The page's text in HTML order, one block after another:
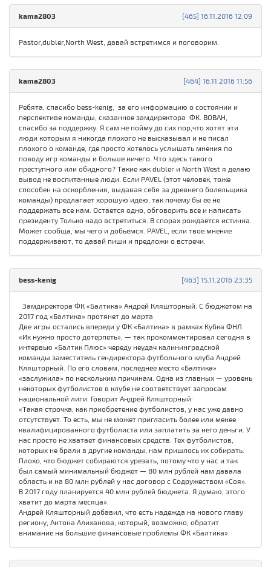
[465] 16.11.2016 12:09
kama2803
Pastor,dubler,North West, давай встретимся и поговорим.
[464] 16.11.2016 11:56
kama2803
Ребята, спасибо bess-kenig, за его информацию о состоянии и
перспективе команды, сказанное замдиректора ФК. ВОВАН,
спасибо за поддержку. Я сам не пойму до сих пор,что хотят эти
люди которым я никогда плохого не высказывал и не писал
плохого о команде, где просто хотелось услышать мнения по
поводу игр команды и больше ничего. Что здесь такого
преступного или обидного? Такие как dubler и North West я делаю
вывод не воспитанные люди. Если PAVEL (этот человек, тоже
способен на оскорбления, выдавая себя за древнего болельщика
команды) предлагает хорошую идею, так почему бы ее не
поддержать все нам. Остается одно, обговорить все и написать
президенту Только надо встретиться. В спорах рождается истинна.
Может сообща, мы чего и добьемся. PAVEL, если твое мнение
поддерживают, то давай пиши и предложи о встречи.
[463] 15.11.2016 23:35
bess-kenig
Замдиректора ФК «Балтика» Андрей Кляшторный: С бюджетом на
2017 год «Балтика» протянет до марта
Две игры остались впереди у ФК «Балтика» в рамках Кубка ФНЛ.
«Их нужно просто дотерпеть», — так прокомментировал сегодня в
интервью «Балтик Плюс» череду неудач калининградской
команды заместитель гендиректора футбольного клуба Андрей
Кляшторный. По его словам, последнее место «Балтика»
«заслужила» по нескольким причинам. Одна из главных — уровень
некоторых футболистов в клубе не соответствует запросам
национальной лиги. Говорит Андрей Кляшторный:
«Такая строчка, как приобретение футболистов, у нас уже давно
отсутствует. То есть, мы не может пригласить более или менее
квалифицированного футболиста или заплатить за него деньги. У
нас просто не хватает финансовых средств. Тех футболистов,
которых не брали в другие команды, нам пришлось их собирать.
Плохо, что бюджет собираются урезать, потому что у нас и так
был самый минимальный бюджет — 80 млн рублей нам давала
область и на 80 млн рублей у нас договор с Содружеством «Соя».
В 2017 году планируется 40 млн рублей бюджета. Я думаю, этого
хватит до марта месяца».
Андрей Кляшторный добавил, что есть надежда на нового главу
региону, Антона Алиханова, который, возможно, обратит
внимание на большие финансовые проблемы ФК «Балтика».